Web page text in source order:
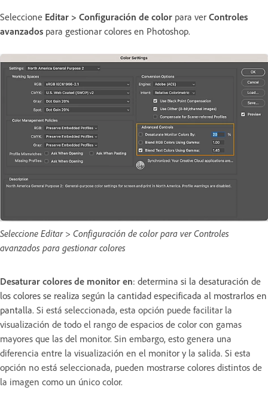
Seleccione Editar > Configuración de color para ver Controles
avanzados para gestionar colores en Photoshop.
Seleccione Editar > Configuración de color para ver Controles
avanzados para gestionar colores
Desaturar colores de monitor en: determina si la desaturación de
los colores se realiza según la cantidad especificada al mostrarlos en
pantalla. Si está seleccionada, esta opción puede facilitar la
visualización de todo el rango de espacios de color con gamas
mayores que las del monitor. Sin embargo, esto genera una
diferencia entre la visualización en el monitor y la salida. Si esta
opción no está seleccionada, pueden mostrarse colores distintos de
la imagen como un único color.